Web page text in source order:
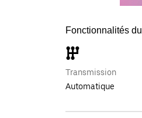
Fonctionnalités
Transmission
Automatique